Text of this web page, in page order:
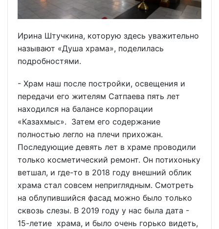
Ирина Штучкина, которую здесь уважительно
называют «Душа храма», поделилась
подробностями.
- Храм наш после постройки, освещения и
передачи его жителям Сатпаева пять лет
находился на балансе корпорации
«Казахмыс». Затем его содержание
полностью легло на плечи прихожан.
Последующие девять лет в храме проводили
только косметический ремонт. Он потихоньку
ветшал, и где-то в 2018 году внешний облик
храма стал совсем неприглядным. Смотреть
на облупившийся фасад можно было только
сквозь слезы. В 2019 году у нас была дата -
15-летие храма, и было очень горько видеть,